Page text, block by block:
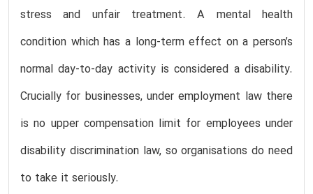
stress and unfair treatment. A mental health
condition which has a long-term effect on a person’s
normal day-to-day activity is considered a disability.
Crucially for businesses, under employment law there
is no upper compensation limit for employees under
disability discrimination law, so organisations do need
to take it seriously.